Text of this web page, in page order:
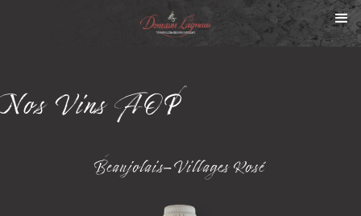
Beaujolais-Villages Rosé
NosVins AOP